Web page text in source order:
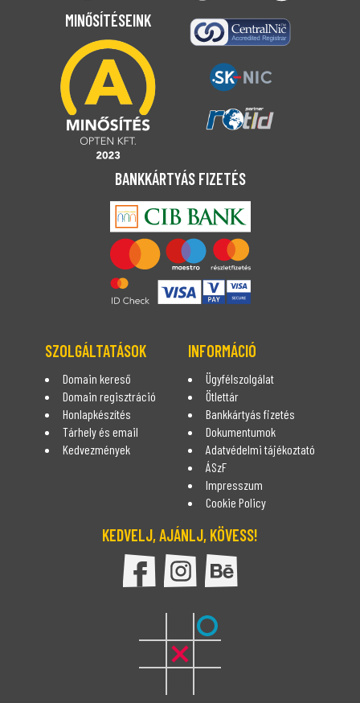
MINŐSÍTÉSEINK
BANKKÁRTYÁS FIZETÉS
SZOLGÁLTATÁSOK
Domain kereső
Domain regisztráció
Honlapkészítés
Tárhely és email
Kedvezmények
INFORMÁCIÓ
Ügyfélszolgálat
Ötlettár
Bankkártyás fizetés
Dokumentumok
Adatvédelmi tájékoztató
ÁSzF
Impresszum
Cookie Policy
KEDVELJ, AJÁNLJ, KÖVESS!
DomDom Facebook oldala